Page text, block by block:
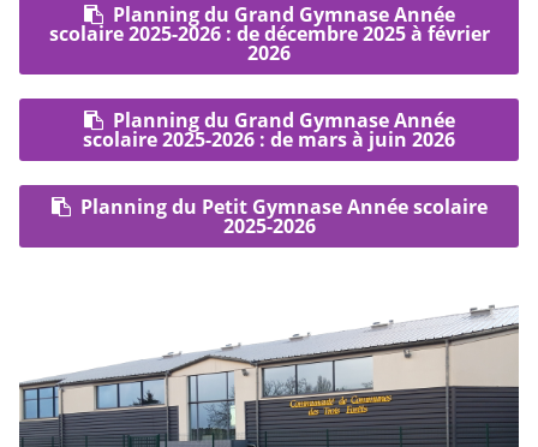
Planning du Grand Gymnase Année
scolaire 2025-2026 : de décembre 2025 à février
2026
Planning du Grand Gymnase Année
scolaire 2025-2026 : de mars à juin 2026
Planning du Petit Gymnase Année scolaire
2025-2026